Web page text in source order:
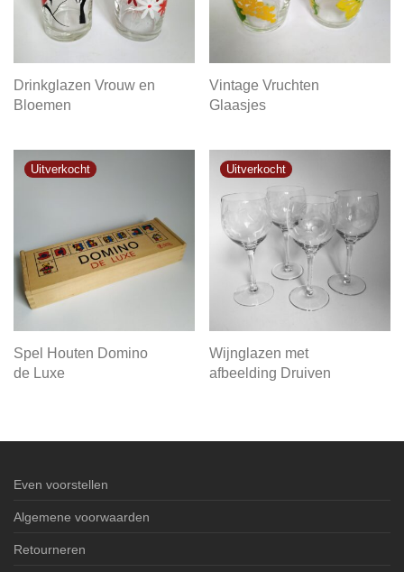
Drinkglazen Vrouw en
Bloemen
Vintage Vruchten
Glaasjes
Spel Houten Domino
de Luxe
Wijnglazen met
afbeelding Druiven
Even voorstellen
Algemene voorwaarden
Retourneren